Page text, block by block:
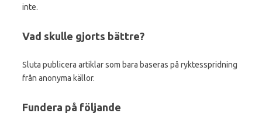
inte.
Vad skulle gjorts bättre?
Sluta publicera artiklar som bara baseras på ryktesspridning
från anonyma källor.
Fundera på följande